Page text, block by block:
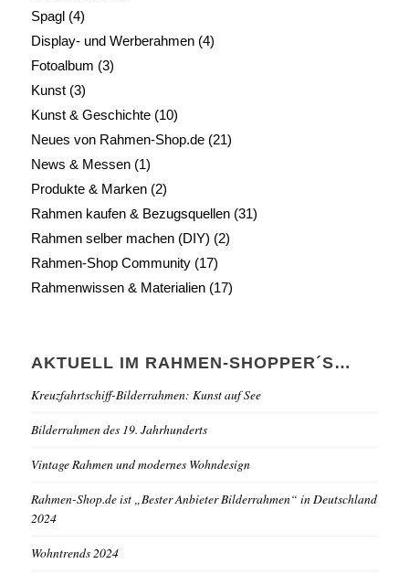
Spagl(4)
Display- und Werberahmen(4)
Fotoalbum (3)
Kunst(3)
Kunst & Geschichte(10)
Neues von Rahmen-Shop.de(21)
News & Messen(1)
Produkte & Marken(2)
Rahmen kaufen & Bezugsquellen(31)
Rahmen selber machen (DIY) (2)
Rahmen-Shop Community(17)
Rahmenwissen & Materialien(17)
AKTUELL IM RAHMEN-SHOPPER´S…
Kreuzfahrtschiff-Bilderrahmen: Kunst auf See
Bilderrahmen des 19. Jahrhunderts
Vintage Rahmen und modernes Wohndesign
Rahmen-Shop.de ist „Bester Anbieter Bilderrahmen“ in Deutschland
2024
Wohntrends 2024